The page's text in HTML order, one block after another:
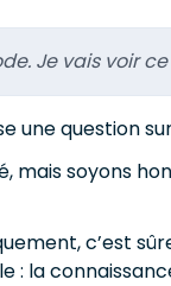
Je vais voir
une question
mais soyons
c’est
la